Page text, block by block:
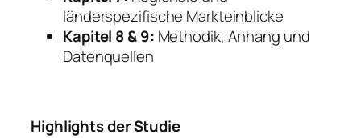
länderspezifische Markteinblicke
Kapitel 8 & 9: Methodik, Anhang und
Datenquellen
Highlights der Studie